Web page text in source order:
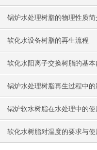
检验方法介绍
锅炉水处理树脂的物理性质简
软化水设备树脂的再生流程
软化水阳离子交换树脂的基
分析
锅炉水处理树脂再生过程中
素
锅炉软水树脂在水处理中的使
软化水树脂对温度的要求与